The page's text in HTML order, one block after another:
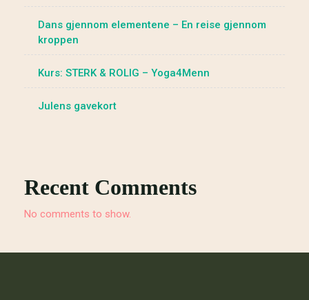
Dans gjennom elementene – En reise gjennom
kroppen
Kurs: STERK & ROLIG – Yoga4Menn
Julens gavekort
Recent Comments
No comments to show.